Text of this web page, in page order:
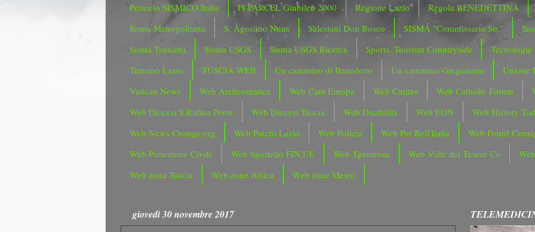
Pericolo SISMICO Italia
PJ PARCEL Giubileo 2000 Regione Lazio
Regola BENEDETTINA
Roma Metropolitana
S. Agostino Nuns Salesiani Don Bosco SISMA "Commissario Str."
Sisma Tsunami
Sisma USGS Sisma USGS Ricerca Sports, Tourism Countryside
Tecnologie
Turismo Lazio
TUSCIA WEB Un cammino di Benedetto Un cammino Gregoriano
Unione
Vatican News
Web Archeomatica Web Cam Europa Web Caritas Web Catholic Forum
Web Diocesi S.Rufina Porto
Web Diocesi Tuscia Web Disabilità Web EON
Web History
Web News Change.org
Web Parchi Lazio Web Polizia Web Per Bell'Italia
Web
Web Protezione Civile
Web Sportello FIN.UE Web Tgtourism Web Valle del Tevere Co
Web zona Tuscia
Web zone Africa Web zone Meteo
giovedì 30 novembre 2017